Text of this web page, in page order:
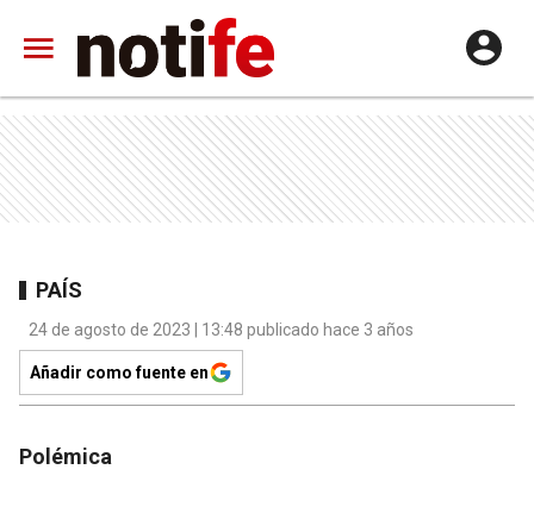
PAÍS
24 de agosto de 2023 | 13:48 publicado hace 3 años
Añadir como fuente en
Polémica